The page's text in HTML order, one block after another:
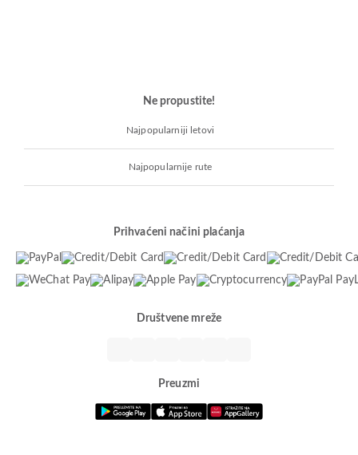
Ne propustite!
Najpopularniji letovi
Najpopularnije rute
Prihvaćeni načini plaćanja
Društvene mreže
Preuzmi